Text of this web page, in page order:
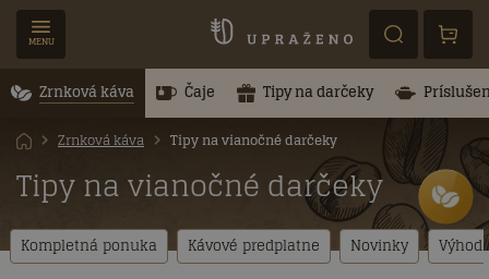
MENU
Zrnková káva Čaje Tipy na darčeky
Zrnková káva Tipy na vianočné darčeky
Tipy na vianočné darčeky
Kompletná ponuka Kávové predplatne Novinky